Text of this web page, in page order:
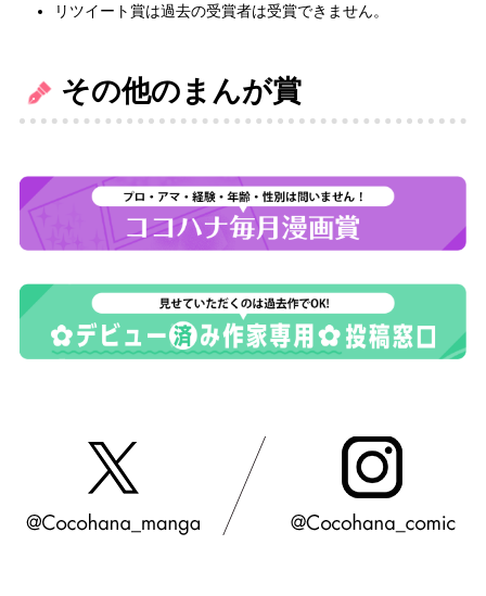
リツイート賞は過去の受賞者は受賞できません。
その他のまんが賞